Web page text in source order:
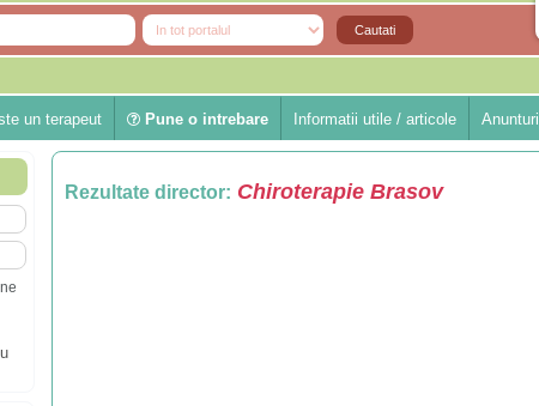
un terapeut Pune o intrebare Informatii utile / articole Anunturi
Rezultate director: Chiroterapie Brasov